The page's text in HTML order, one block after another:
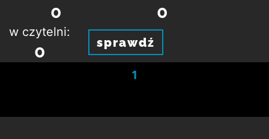
0 0
w czytelni:
0 sprawdź
1